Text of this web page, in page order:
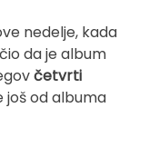
nedelje, kada
da je album
četvrti
još od albuma